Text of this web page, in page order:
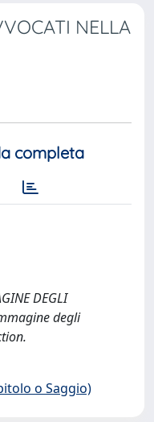
NELLA
completa
DEGLI
degli
o Saggio)